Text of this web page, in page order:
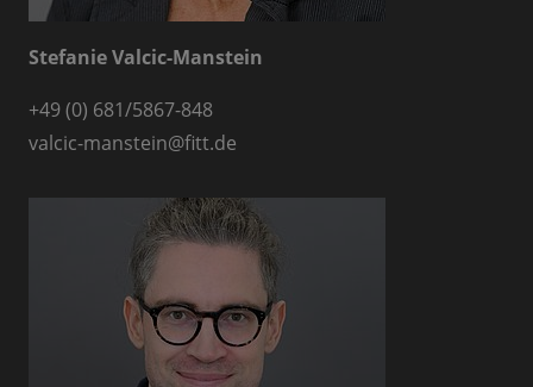
Stefanie Valcic-Manstein
+49 (0) 681/5867-848
valcic-manstein@fitt.de